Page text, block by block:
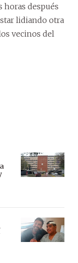
horas después
lidiando otra
vecinos del